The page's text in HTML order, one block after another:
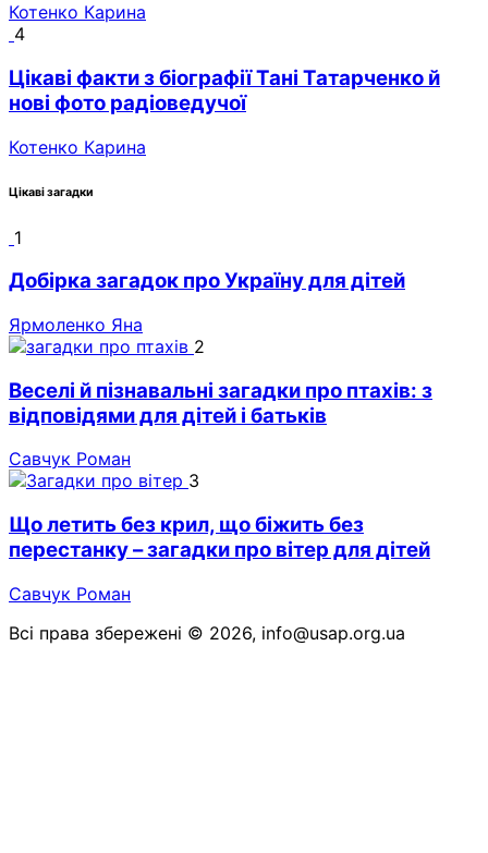
Котенко Карина
4
Цікаві факти з біографії Тані Татарченко й
нові фото радіоведучої
Котенко Карина
Цікаві загадки
1
Добірка загадок про Україну для дітей
Ярмоленко Яна
2
Веселі й пізнавальні загадки про птахів: з
відповідями для дітей і батьків
Савчук Роман
3
Що летить без крил, що біжить без
перестанку – загадки про вітер для дітей
Савчук Роман
Всі права збережені © 2026, info@usap.org.ua